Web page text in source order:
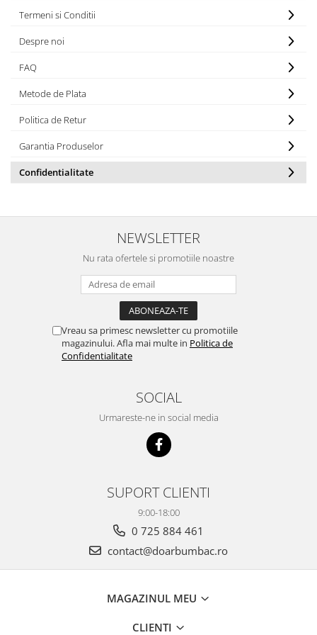
Termeni si Conditii
Despre noi
FAQ
Metode de Plata
Politica de Retur
Garantia Produselor
Confidentialitate
NEWSLETTER
Nu rata ofertele si promotiile noastre
Vreau sa primesc newsletter cu promotiile
magazinului. Afla mai multe in Politica de
Confidentialitate
SOCIAL
Urmareste-ne in social media
SUPORT CLIENTI
9:00-18:00
0 725 884 461
contact@doarbumbac.ro
MAGAZINUL MEU
CLIENTI